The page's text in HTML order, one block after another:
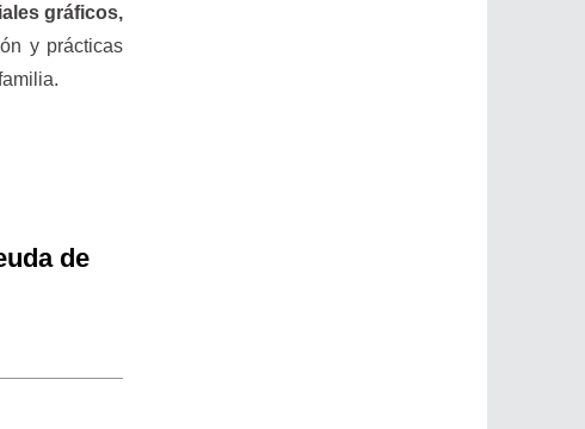
gráficos,
y prácticas
de